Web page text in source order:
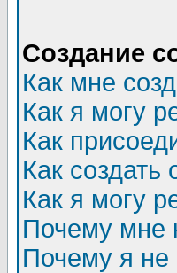
Создание
Как мне
Как я могу
Как
Как создать
Как я могу
Почему мне
Почему я не